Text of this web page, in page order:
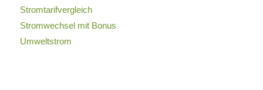
Stromtarifvergleich
Stromwechsel mit Bonus
Umweltstrom